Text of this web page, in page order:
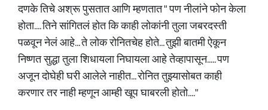
दणके तिचे अश्रू पुसतात आणि म्हणतात " पण नीलांने फोन केला
होता.... तिने सांगितलं होत कि काही लोकांनी तुला जबरदस्ती
पळवून नेलं आहे... ते लोक रोनितचेह होते... तुझी बातमी ऐकून
निष्णत सुद्धा तुला शिधायला निघायला आहे तेव्हापासून..... पण
अजून दोघेही घरी आलेले नाहीत... रोनित तुझ्यासोबत काही
करणार तर नाही म्हणून आम्ही खूप घाबरली होतो...."